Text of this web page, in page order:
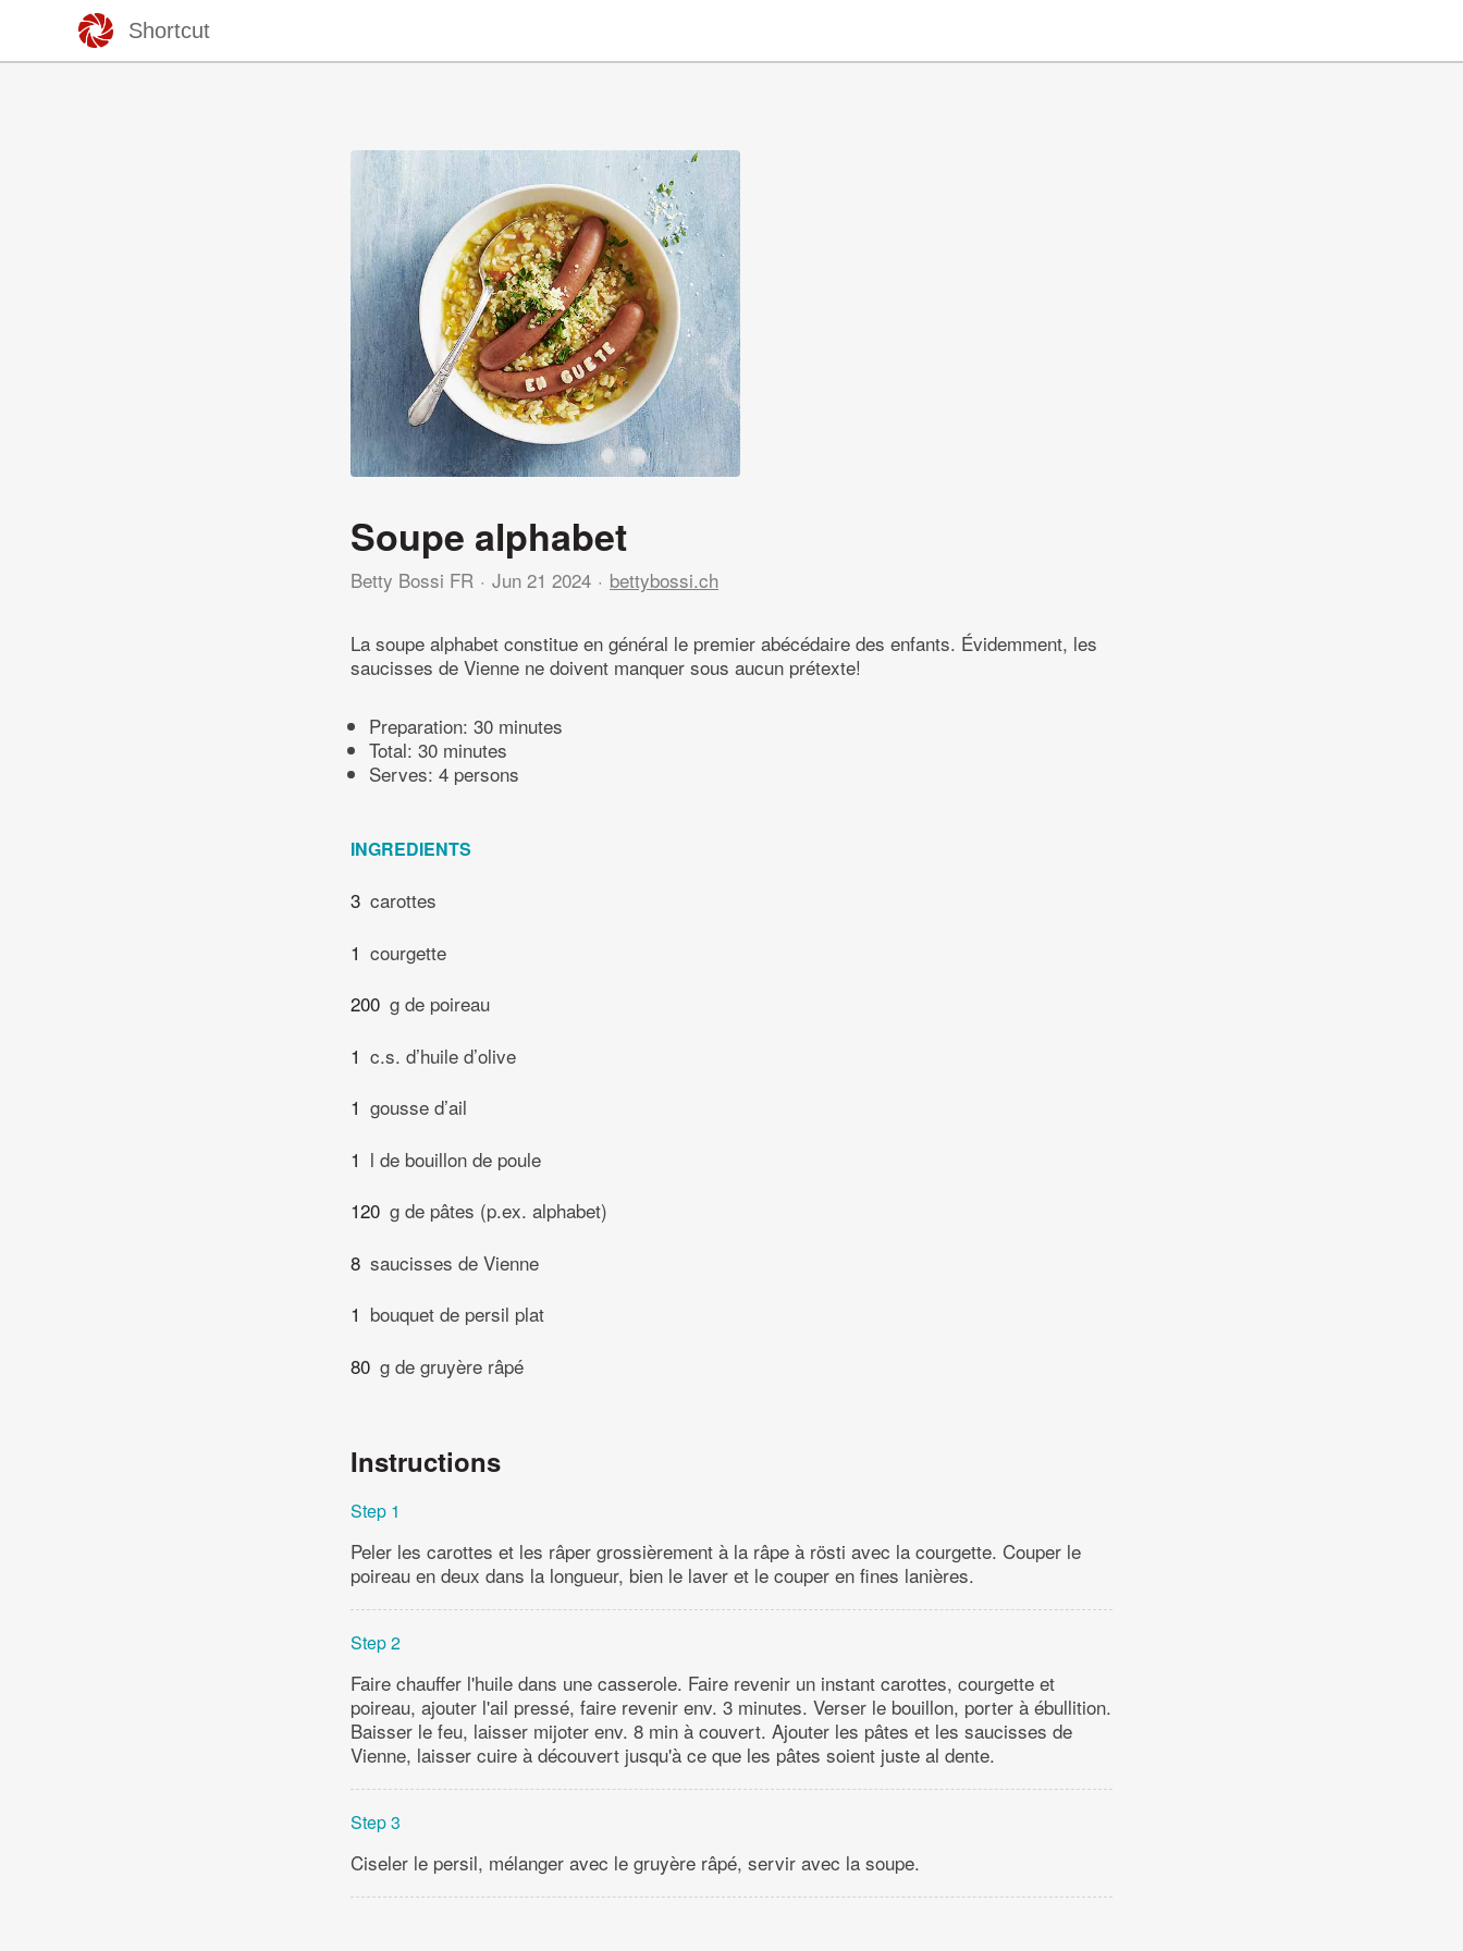
Shortcut
Soupe alphabet
Betty Bossi FR Jun 21 2024 bettybossi.ch
La soupe alphabet constitue en général le premier abécédaire des enfants. Évidemment, les
saucisses de Vienne ne doivent manquer sous aucun prétexte!
Preparation: 30 minutes
Total: 30 minutes
Serves: 4 persons
INGREDIENTS
3 carottes
1 courgette
200 g de poireau
1 c.s. d’huile d’olive
1 gousse d’ail
1 l de bouillon de poule
120 g de pâtes (p.ex. alphabet)
8 saucisses de Vienne
1 bouquet de persil plat
80 g de gruyère râpé
Instructions
Step 1
Peler les carottes et les râper grossièrement à la râpe à rösti avec la courgette. Couper le
poireau en deux dans la longueur, bien le laver et le couper en fines lanières.
Step 2
Faire chauffer l'huile dans une casserole. Faire revenir un instant carottes, courgette et
poireau, ajouter l'ail pressé, faire revenir env. 3 minutes. Verser le bouillon, porter à ébullition.
Baisser le feu, laisser mijoter env. 8 min à couvert. Ajouter les pâtes et les saucisses de
Vienne, laisser cuire à découvert jusqu'à ce que les pâtes soient juste al dente.
Step 3
Ciseler le persil, mélanger avec le gruyère râpé, servir avec la soupe.